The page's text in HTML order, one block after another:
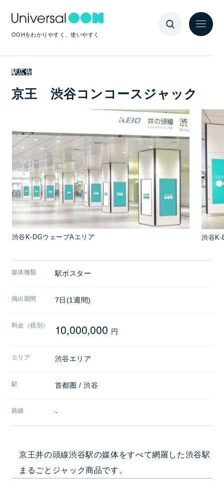
OOHをわかりやすく、使いやすく
駅広告
京王 渋谷コンコースジャック
渋谷K-DGウェーブAエリア 渋谷K-
媒体種類 駅ポスター
掲出期間 7日(1週間)
料金（税別） 10,000,000 円
エリア 渋谷エリア
駅 首都圏 / 渋谷
路線 -
京王井の頭線渋谷駅の媒体をすべて網羅した渋谷駅
まるごとジャック商品です。